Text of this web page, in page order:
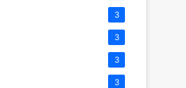
3
3
3
3